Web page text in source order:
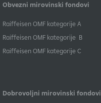
Obvezni mirovinski fondovi
​Raiffeisen OMF kategorije A
Raiffeisen OMF kategorije B
​Raiffeisen OMF kategorije C
Dobrovoljni mirovinski fondovi